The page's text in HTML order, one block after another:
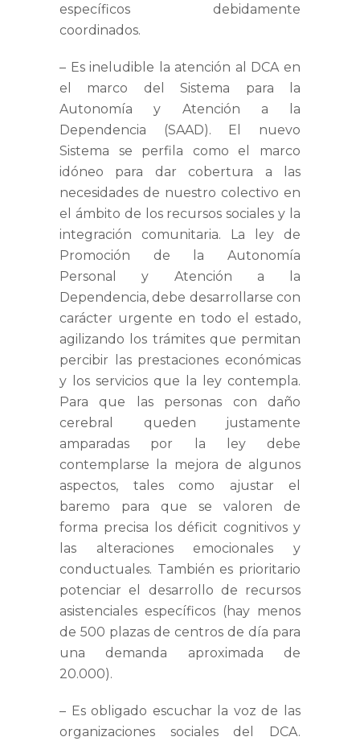
específicos debidamente
coordinados.
– Es ineludible la atención al DCA en
el marco del Sistema para la
Autonomía y Atención a la
Dependencia (SAAD). El nuevo
Sistema se perfila como el marco
idóneo para dar cobertura a las
necesidades de nuestro colectivo en
el ámbito de los recursos sociales y la
integración comunitaria. La ley de
Promoción de la Autonomía
Personal y Atención a la
Dependencia, debe desarrollarse con
carácter urgente en todo el estado,
agilizando los trámites que permitan
percibir las prestaciones económicas
y los servicios que la ley contempla.
Para que las personas con daño
cerebral queden justamente
amparadas por la ley debe
contemplarse la mejora de algunos
aspectos, tales como ajustar el
baremo para que se valoren de
forma precisa los déficit cognitivos y
las alteraciones emocionales y
conductuales. También es prioritario
potenciar el desarrollo de recursos
asistenciales específicos (hay menos
de 500 plazas de centros de día para
una demanda aproximada de
20.000).
– Es obligado escuchar la voz de las
organizaciones sociales del DCA.